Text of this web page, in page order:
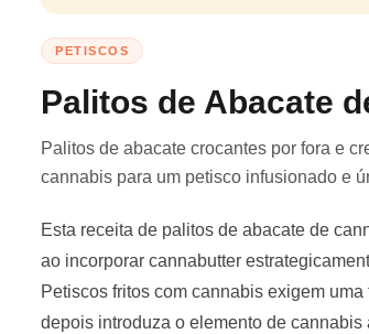
PETISCOS
Palitos de Abacate
Palitos de abacate crocantes por fora e
cannabis para um petisco infusionado e
Esta receita de palitos de abacate de
ao incorporar cannabutter
Petiscos fritos com cannabis exigem
depois introduza o elemento de